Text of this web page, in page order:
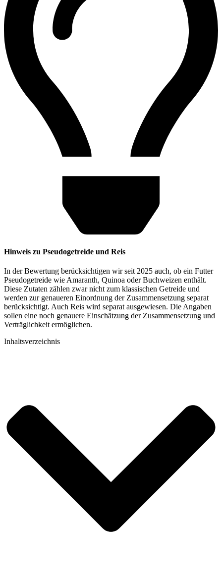
Hinweis zu Pseudogetreide und Reis
In der Bewertung berücksichtigen wir seit 2025 auch, ob ein Futter
Pseudogetreide wie Amaranth, Quinoa oder Buchweizen enthält.
Diese Zutaten zählen zwar nicht zum klassischen Getreide und
werden zur genaueren Einordnung der Zusammensetzung separat
berücksichtigt. Auch Reis wird separat ausgewiesen. Die Angaben
sollen eine noch genauere Einschätzung der Zusammensetzung und
Verträglichkeit ermöglichen.
Inhaltsverzeichnis​